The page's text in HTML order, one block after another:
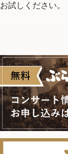
お試しください。